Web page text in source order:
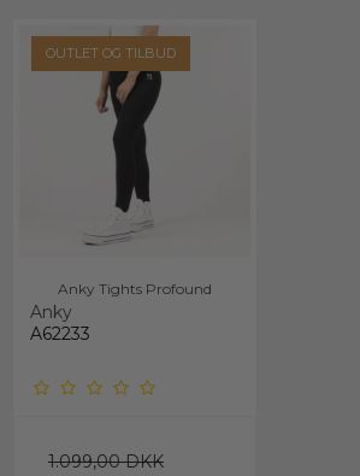
OUTLET OG TILBUD
Anky Tights Profound
Anky
A62233
1.099,00 DKK